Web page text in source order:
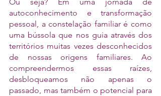
autoconhecimento e transformação
pessoal, a constelação familiar é como
uma bússola que nos guia através dos
territórios muitas vezes desconhecidos
de nossas origens familiares. Ao
compreendermos essas raízes,
desbloqueamos não apenas o
passado, mas também o potencial para